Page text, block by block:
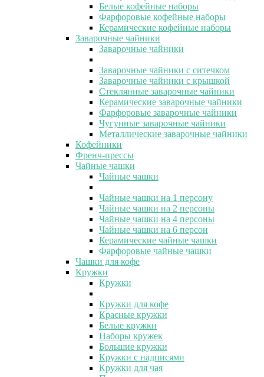
Белые кофейные наборы
Фарфоровые кофейные наборы
Керамические кофейные наборы
Заварочные чайники
Заварочные чайники
Заварочные чайники с ситечком
Заварочные чайники с крышкой
Стеклянные заварочные чайники
Керамические заварочные чайники
Фарфоровые заварочные чайники
Чугунные заварочные чайники
Металлические заварочные чайники
Кофейники
Френч-прессы
Чайные чашки
Чайные чашки
Чайные чашки на 1 персону
Чайные чашки на 2 персоны
Чайные чашки на 4 персоны
Чайные чашки на 6 персон
Керамические чайные чашки
Фарфоровые чайные чашки
Чашки для кофе
Кружки
Кружки
Кружки для кофе
Красные кружки
Белые кружки
Наборы кружек
Большие кружки
Кружки с надписями
Кружки для чая